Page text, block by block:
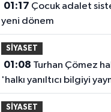
01:17
yeni dönem
SİYASET
01:08
'halkı yanıltıcı bilgiyi
soruşturması
SİYASET